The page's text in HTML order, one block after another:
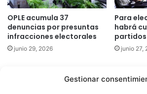
Gestionar
OPLE acumula 37
denuncias por presuntas
infracciones electorales
junio 29, 2026
Para
habrá
partidos
junio 27,